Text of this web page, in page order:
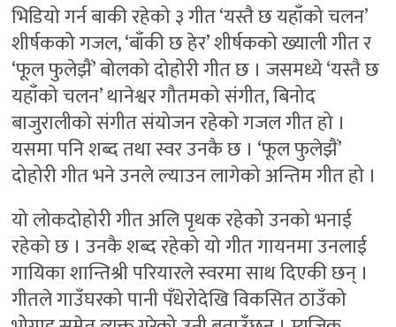
भिडियो गर्न बाकी रहेको ३ गीत ‘यस्तै छ यहाँको चलन’
शीर्षकको गजल, ‘बाँकी छ हेर’ शीर्षकको ख्याली गीत र
‘फूल फुलेझैं’ बोलको दोहोरी गीत छ । जसमध्ये ‘यस्तै छ
यहाँको चलन’ थानेश्वर गौतमको संगीत, बिनोद
बाजुरालीको संगीत संयोजन रहेको गजल गीत हो ।
यसमा पनि शब्द तथा स्वर उनकै छ । ‘फूल फुलेझैं’
दोहोरी गीत भने उनले ल्याउन लागेको अन्तिम गीत हो ।
यो लोकदोहोरी गीत अलि पृथक रहेको उनको भनाई
रहेको छ । उनकै शब्द रहेको यो गीत गायनमा उनलाई
गायिका शान्तिश्री परियारले स्वरमा साथ दिएकी छन् ।
गीतले गाउँघरको पानी पँधेरोदेखि विकसित ठाउँको